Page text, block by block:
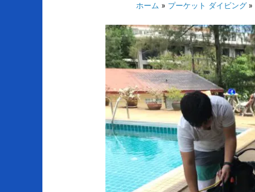
ホーム プーケット ダイビング